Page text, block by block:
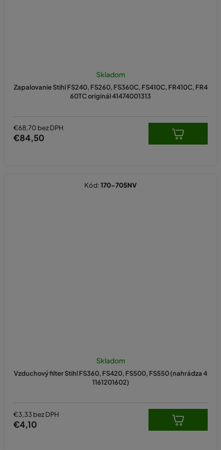
Zapalovanie Stihl FS240, FS260, FS360C, FS410C, FR410C, FR4
60TC originál 41474001313
Skladom
€68,70 bez DPH
€84,50
Vzduchový filter Stihl FS360, FS420, FS500, FS550 (nahrádza 4
1161201602)
Skladom
€3,33 bez DPH
€4,10
Kód:170-705NV